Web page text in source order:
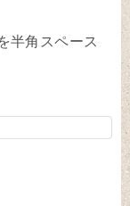
半角スペース